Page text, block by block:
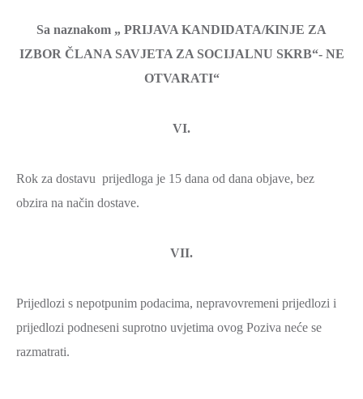
Sa naznakom „ PRIJAVA KANDIDATA/KINJE ZA
IZBOR ČLANA SAVJETA ZA SOCIJALNU SKRB“- NE
OTVARATI“
VI.
Rok za dostavu prijedloga je 15 dana od dana objave, bez
obzira na način dostave.
VII.
Prijedlozi s nepotpunim podacima, nepravovremeni prijedlozi i
prijedlozi podneseni suprotno uvjetima ovog Poziva neće se
razmatrati.